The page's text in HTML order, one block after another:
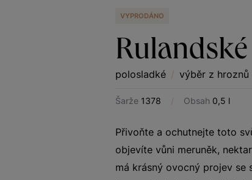
VYPRODÁNO
polosladké / výběr z hroznů
Šarže 1378 / Obsah 0,5 l
Přivoňte a ochutnejte toto
objevíte vůni meruněk,
má krásný ovocný projev se